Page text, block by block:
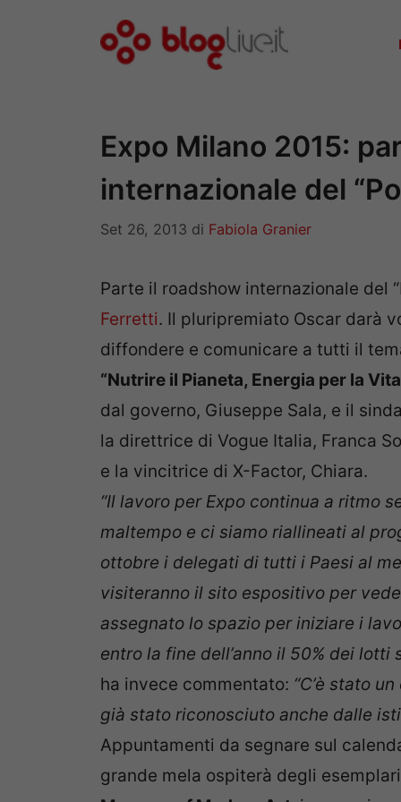
Expo Milano 2015:
internazionale del
Set 26, 2013 di Fabiola Granier
Parte il roadshow internazionale del
Ferretti. Il pluripremiato Oscar darà
diffondere e comunicare a tutti il
“Nutrire il Pianeta, Energia per la
dal governo, Giuseppe Sala, e il
la direttrice di Vogue Italia, Franca
e la vincitrice di X-Factor, Chiara.
“Il lavoro per Expo continua a ritmo
maltempo e ci siamo riallineati al
ottobre i delegati di tutti i Paesi al
visiteranno il sito espositivo per
assegnato lo spazio per iniziare i
entro la fine dell’anno il 50% dei lotti
ha invece commentato: “C’è stato
già stato riconosciuto anche dalle
Appuntamenti da segnare sul
grande mela ospiterà degli